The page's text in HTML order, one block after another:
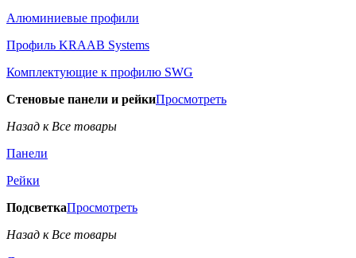
Алюминиевые профили
Профиль KRAAB Systems
Комплектующие к профилю SWG
Стеновые панели и рейкиПросмотреть
Назад к Все товары
Панели
Рейки
ПодсветкаПросмотреть
Назад к Все товары